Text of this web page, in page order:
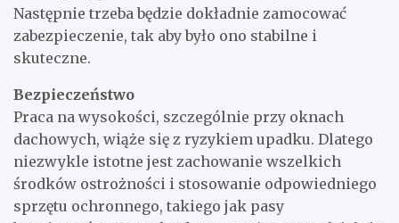
Następnie trzeba będzie dokładnie zamocować
zabezpieczenie, tak aby było ono stabilne i
skuteczne.
Bezpieczeństwo
Praca na wysokości, szczególnie przy oknach
dachowych, wiąże się z ryzykiem upadku. Dlatego
niezwykle istotne jest zachowanie wszelkich
środków ostrożności i stosowanie odpowiedniego
sprzętu ochronnego, takiego jak pasy